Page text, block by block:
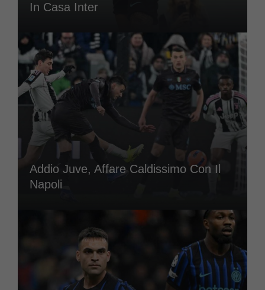
In Casa Inter
Addio Juve, Affare Caldissimo Con Il
Napoli